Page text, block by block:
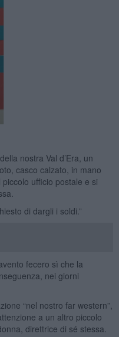
nostra Val d’Era, un
casco calzato, in mano
ufficio postale e si
di dargli i soldi.”
fecero sì che la
nei giorni
“nel nostro far western”,
a un altro piccolo
direttrice di sé stessa.